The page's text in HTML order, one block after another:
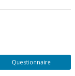
Questionnaire